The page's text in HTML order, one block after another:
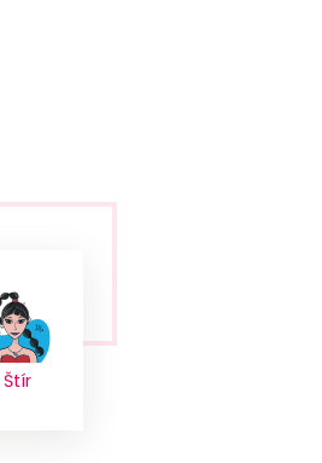
Štír